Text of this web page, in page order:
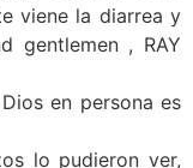
viene la diarrea y
gentlemen , RAY
en persona es
lo pudieron ver,